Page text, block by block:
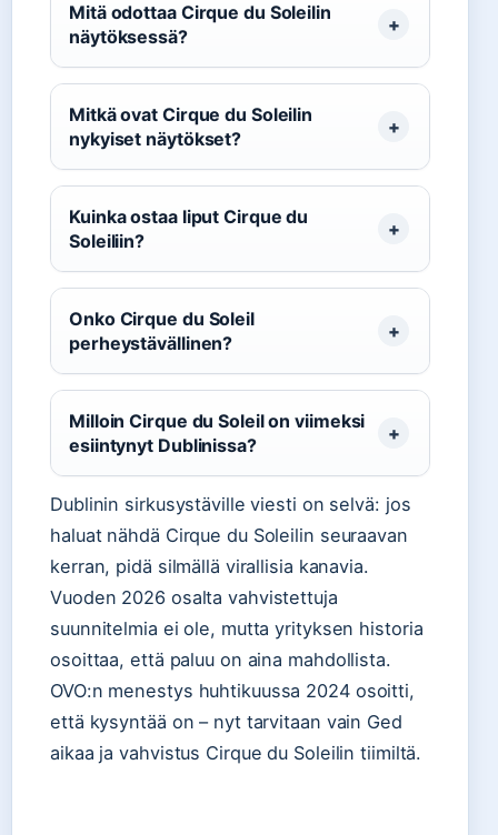
Mitä odottaa Cirque du Soleilin
näytöksessä?
Mitkä ovat Cirque du Soleilin
nykyiset näytökset?
Kuinka ostaa liput Cirque du
Soleiliin?
Onko Cirque du Soleil
perheystävällinen?
Milloin Cirque du Soleil on viimeksi
esiintynyt Dublinissa?
Dublinin sirkusystäville viesti on selvä: jos
haluat nähdä Cirque du Soleilin seuraavan
kerran, pidä silmällä virallisia kanavia.
Vuoden 2026 osalta vahvistettuja
suunnitelmia ei ole, mutta yrityksen historia
osoittaa, että paluu on aina mahdollista.
OVO:n menestys huhtikuussa 2024 osoitti,
että kysyntää on – nyt tarvitaan vain Ged
aikaa ja vahvistus Cirque du Soleilin tiimiltä.